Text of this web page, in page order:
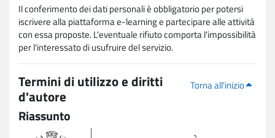
Il conferimento dei dati personali è obbligatorio per potersi
iscrivere alla piattaforma e-learning e partecipare alle attività
con essa proposte. L'eventuale rifiuto comporta l'impossibilità
per l'interessato di usufruire del servizio.
Torna all'inizio
Termini di utilizzo e diritti
d'autore
Riassunto